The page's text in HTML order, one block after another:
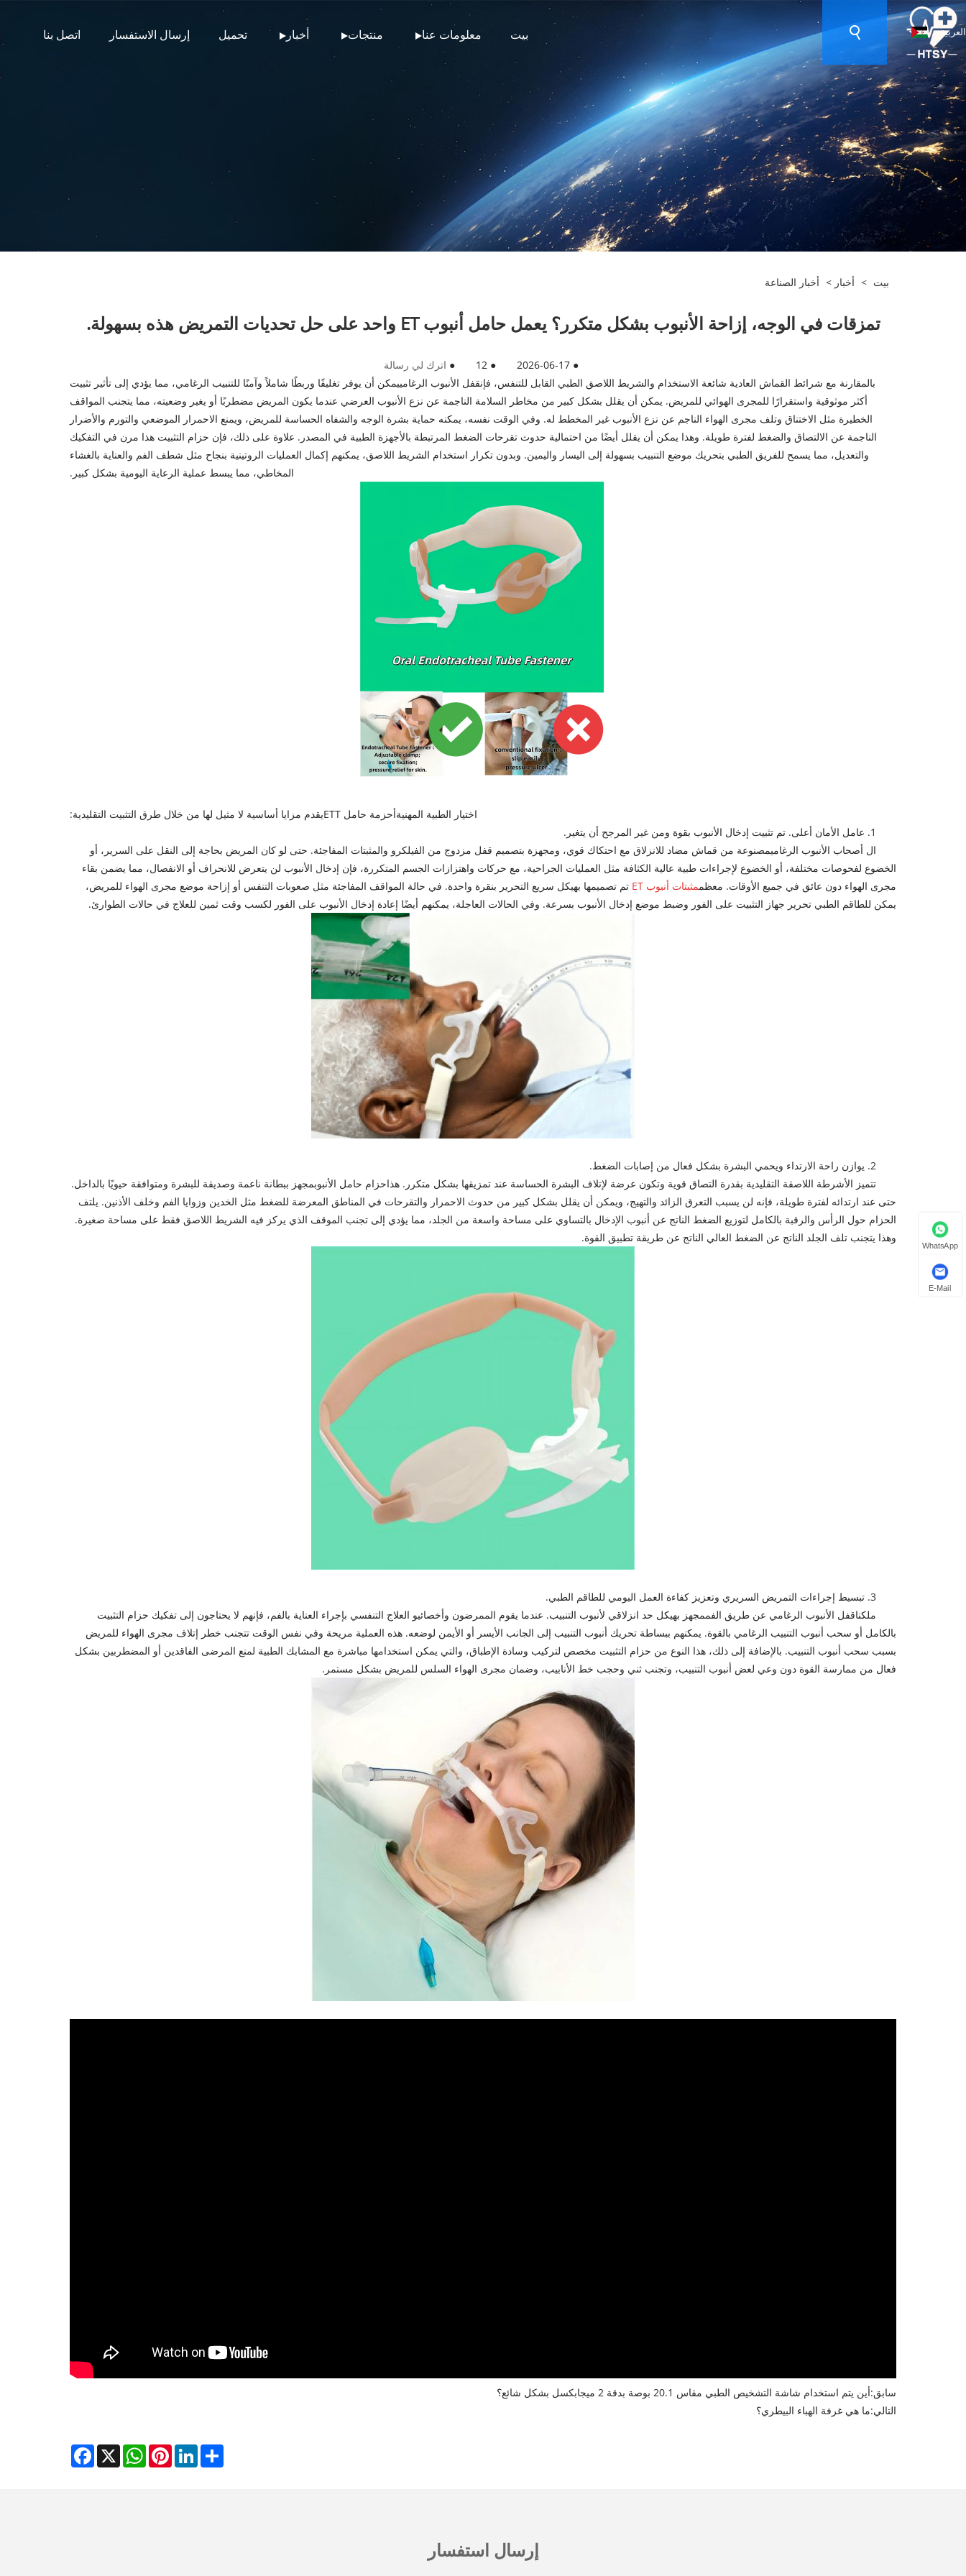
بيت معلومات عنا منتجات أخبار تحميل إرسال الاستفسار اتصل بنا العربية
بيت > أخبار > أخبار الصناعة
تمزقات في الوجه، إزاحة الأنبوب بشكل متكرر؟ يعمل حامل أنبوب ET واحد على حل تحديات التمريض هذه بسهولة.
●
2026-06-17
●
12
● اترك لي رسالة
بالمقارنة مع شرائط القماش العادية شائعة الاستخدام والشريط اللاصق الطبي القابل للتنفس، فإنقفل الأنبوب الرغامييمكن أن يوفر تغليفًا وربطًا شاملاً وآمنًا للتنبيب الرغامي، مما يؤدي إلى تأثير تثبيت
أكثر موثوقية واستقرارًا للمجرى الهوائي للمريض. يمكن أن يقلل بشكل كبير من مخاطر السلامة الناجمة عن نزع الأنبوب العرضي عندما يكون المريض مضطربًا أو يغير وضعيته، مما يتجنب المواقف
الخطيرة مثل الاختناق وتلف مجرى الهواء الناجم عن نزع الأنبوب غير المخطط له. وفي الوقت نفسه، يمكنه حماية بشرة الوجه والشفاه الحساسة للمريض، ويمنع الاحمرار الموضعي والتورم والأضرار
الناجمة عن الالتصاق والضغط لفترة طويلة. وهذا يمكن أن يقلل أيضًا من احتمالية حدوث تقرحات الضغط المرتبطة بالأجهزة الطبية في المصدر. علاوة على ذلك، فإن حزام التثبيت هذا مرن في التفكيك
والتعديل، مما يسمح للفريق الطبي بتحريك موضع التنبيب بسهولة إلى اليسار واليمين. وبدون تكرار استخدام الشريط اللاصق، يمكنهم إكمال العمليات الروتينية بنجاح مثل شطف الفم والعناية بالغشاء
المخاطي، مما يبسط عملية الرعاية اليومية بشكل كبير.
اختيار الطبية المهنيةأحزمة حامل ETT
يقدم مزايا أساسية لا مثيل لها من خلال طرق التثبيت التقليدية:
1. عامل الأمان أعلى. تم تثبيت إدخال الأنبوب بقوة ومن غير المرجح أن يتغير.
ال أصحاب الأنبوب الرغاميمصنوعة من قماش مضاد للانزلاق مع احتكاك قوي، ومجهزة بتصميم قفل مزدوج من الفيلكرو والمثبتات المفاجئة. حتى لو كان المريض بحاجة إلى النقل على السرير، أو
الخضوع لفحوصات مختلفة، أو الخضوع لإجراءات طبية عالية الكثافة مثل العمليات الجراحية، مع حركات واهتزازات الجسم المتكررة، فإن إدخال الأنبوب لن يتعرض للانحراف أو الانفصال، مما يضمن بقاء
مجرى الهواء دون عائق في جميع الأوقات. معظممثبتات أنبوب ET
تم تصميمها بهيكل سريع التحرير بنقرة واحدة. في حالة المواقف المفاجئة مثل صعوبات التنفس أو إزاحة موضع مجرى الهواء للمريض،
يمكن للطاقم الطبي تحرير جهاز التثبيت على الفور وضبط موضع إدخال الأنبوب بسرعة. وفي الحالات العاجلة، يمكنهم أيضًا إعادة إدخال الأنبوب على الفور لكسب وقت ثمين للعلاج في حالات الطوارئ.
2. يوازن راحة الارتداء ويحمي البشرة بشكل فعال من إصابات الضغط.
تتميز الأشرطة اللاصقة التقليدية بقدرة التصاق قوية وتكون عرضة لإتلاف البشرة الحساسة عند تمزيقها بشكل متكرر. هذاحزام حامل الأنبوبمجهز ببطانة ناعمة وصديقة للبشرة ومتوافقة حيويًا بالداخل.
حتى عند ارتدائه لفترة طويلة، فإنه لن يسبب التعرق الزائد والتهيج، ويمكن أن يقلل بشكل كبير من حدوث الاحمرار والتقرحات في المناطق المعرضة للضغط مثل الخدين وزوايا الفم وخلف الأذنين. يلتف
الحزام حول الرأس والرقبة بالكامل لتوزيع الضغط الناتج عن أنبوب الإدخال بالتساوي على مساحة واسعة من الجلد، مما يؤدي إلى تجنب الموقف الذي يركز فيه الشريط اللاصق فقط على مساحة صغيرة.
وهذا يتجنب تلف الجلد الناتج عن الضغط العالي الناتج عن طريقة تطبيق القوة.
3. تبسيط إجراءات التمريض السريري وتعزيز كفاءة العمل اليومي للطاقم الطبي.
ملكناقفل الأنبوب الرغامي عن طريق الفممجهز بهيكل حد انزلاقي لأنبوب التنبيب. عندما يقوم الممرضون وأخصائيو العلاج التنفسي بإجراء العناية بالفم، فإنهم لا يحتاجون إلى تفكيك حزام التثبيت
بالكامل أو سحب أنبوب التنبيب الرغامي بالقوة. يمكنهم ببساطة تحريك أنبوب التنبيب إلى الجانب الأيسر أو الأيمن لوضعه. هذه العملية مريحة وفي نفس الوقت تتجنب خطر إتلاف مجرى الهواء للمريض
بسبب سحب أنبوب التنبيب. بالإضافة إلى ذلك، هذا النوع من حزام التثبيت مخصص لتركيب وسادة الإطباق، والتي يمكن استخدامها مباشرة مع المشابك الطبية لمنع المرضى الفاقدين أو المضطربين بشكل
فعال من ممارسة القوة دون وعي لعض أنبوب التنبيب، وتجنب ثني وحجب خط الأنابيب، وضمان مجرى الهواء السلس للمريض بشكل مستمر.
سابق:أين يتم استخدام شاشة التشخيص الطبي مقاس 20.1 بوصة بدقة 2 ميجابكسل بشكل شائع؟
التالي:ما هي غرفة الهباء البيطري؟
Facebook X
WhatsAppPinterestLinkedInShare
إرسال استفسار
WhatsApp
E-Mail